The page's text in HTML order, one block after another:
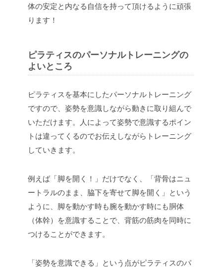
体の安定と内なる自信を持って頂けるように頑張
ります！
ピラティスのパーソナルトレーニングの
よいところ
ピラティスを基本にしたパーソナルトレーニング
ですので、姿勢を意識しながら動きに取り組んで
いただけます。人によって姿勢で意識するポイン
トは違ってくるのでお伝えしながらトレーニング
していきます。
例えば「脚を開く！」だけでなく、「背骨はニュ
ートラルのまま、脇下を寄せて脚を開く」という
ように、脚を動かす時も腕を動かす時にも胴体
（体幹）を意識することで、背筋の筋肉を同時に
つけることができます。
「姿勢を意識できる」という点がピラティスのパ